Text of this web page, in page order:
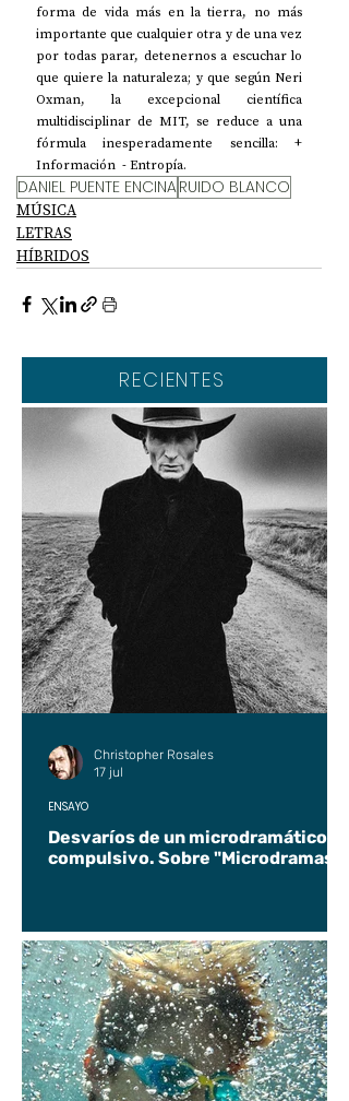
forma de vida más en la tierra, no más
importante que cualquier otra y de una vez
por todas parar, detenernos a escuchar lo
que quiere la naturaleza; y que según Neri
Oxman, la excepcional científica
multidisciplinar de MIT, se reduce a una
fórmula inesperadamente sencilla: +
Información  - Entropía.
DANIEL PUENTE ENCINARUIDO BLANCO
MÚSICA
LETRAS
HÍBRIDOS
RECIENTES
Desvaríos de un microdramático
compulsivo. Sobre "Microdramas".
ENSAYO
Christopher Rosales
17 jul